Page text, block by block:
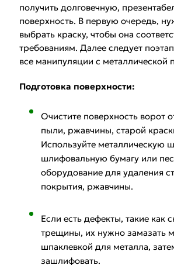
получить долговечную,
поверхность. В первую очередь,
выбрать краску, чтобы она
требованиям. Далее следует
все манипуляции с металлической
Подготовка поверхности:
Очистите поверхность ворот
пыли, ржавчины, старой
Используйте металлическую
шлифовальную бумагу или
оборудование для удаления
покрытия, ржавчины.
Если есть дефекты, такие как
трещины, их нужно замазать
шпаклевкой для металла,
зашлифовать.